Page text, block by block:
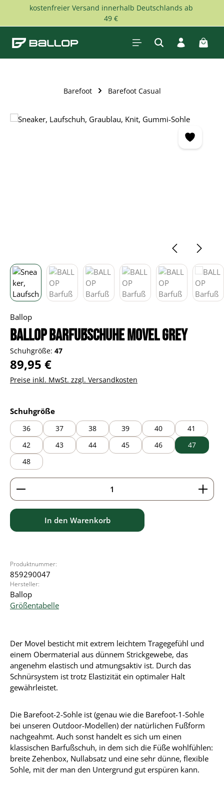
Zum Hauptinhalt springen
kostenfreier Versand innerhalb Deutschlands ab
49 €
Barefoot Barefoot Casual
Bildergalerie überspringen
Ballop
BALLOP Barfußschuhe Movel grey
Schuhgröße: 47
Regulärer Preis:
89,95 €
Preise inkl. MwSt. zzgl. Versandkosten
Schuhgrößeauswählen
36 37 38 39 40
41
42
43 44 45 46
47
48
Produkt Anzahl: Gib den gewünschten Wert ein
In den Warenkorb
Produktnummer:
859290047
Hersteller:
Ballop
Größentabelle
Der Movel besticht mit extrem leichtem Tragegefühl und
einem Obermaterial aus dünnem Strickgewebe, das
angenehm elastisch und atmungsaktiv ist. Durch das
Schnürsystem ist trotz Elastizität ein optimaler Halt
gewährleistet.
Die Barefoot-2-Sohle ist (genau wie die Barefoot-1-Sohle
bei unseren Outdoor-Modellen) der natürlichen Fußform
nachgeahmt. Auch sonst handelt es sich um einen
klassischen Barfußschuh, in dem sich die Füße wohlfühlen:
breite Zehenbox, Nullabsatz und eine sehr dünne, flexible
Sohle, mit der man den Untergrund gut erspüren kann.